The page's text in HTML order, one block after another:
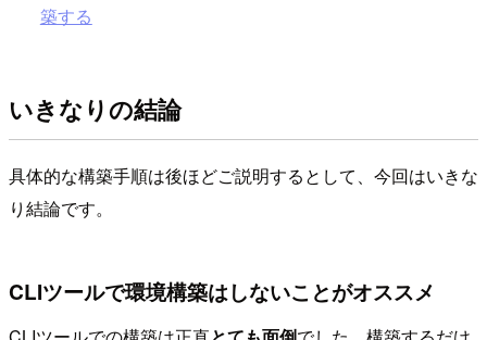
築する
いきなりの結論
具体的な構築手順は後ほどご説明するとして、今回はいきな
り結論です。
CLIツールで環境構築はしないことがオススメ